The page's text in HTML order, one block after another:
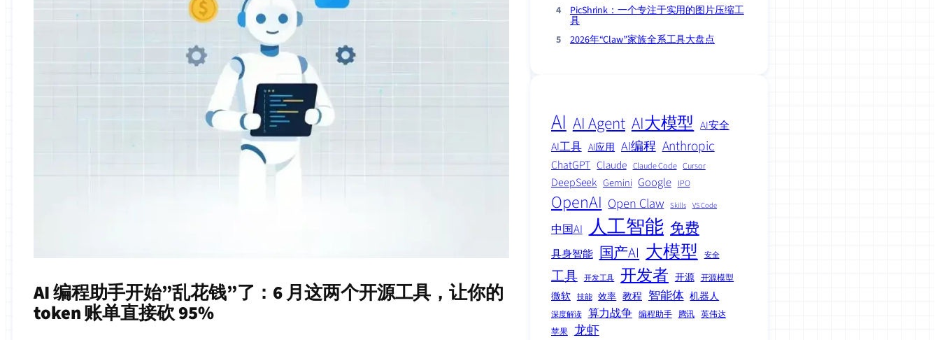
AI 编程助手开始”乱花钱”了：6 月这两个开源工具，让你的
token 账单直接砍 95%
PicShrink：一个专注于实用的图片压缩工
具
2026年“Claw”家族全系工具大盘点
AI AI Agent AI大模型 AI安全
AI工具 AI应用 AI编程 Anthropic
ChatGPT Claude Claude Code Cursor
DeepSeek Gemini Google IPO
OpenAI Open Claw Skills VS Code
中国AI 人工智能 免费
具身智能 国产AI 大模型 安全
工具 开发工具 开发者 开源 开源模型
微软 技能 效率 教程 智能体 机器人
深度解读 算力战争 编程助手 腾讯 英伟达
苹果 龙虾